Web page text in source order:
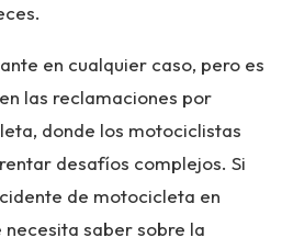
en cualquier caso, pero es
las reclamaciones por
donde los motociclistas
desafíos complejos. Si
de motocicleta en
necesita saber sobre la